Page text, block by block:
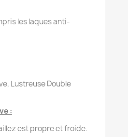
les laques anti-
Lustreuse Double
:
est propre et froide.